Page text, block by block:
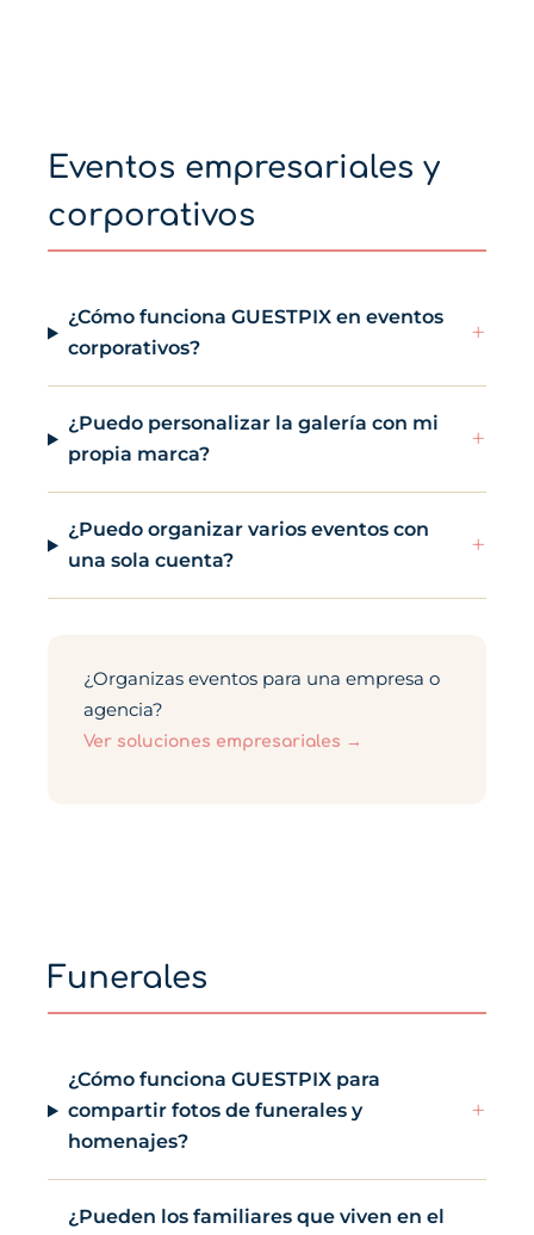
Eventos empresariales y
corporativos
¿Cómo funciona GUESTPIX en eventos
corporativos?
+
¿Puedo personalizar la galería con mi
propia marca?
+
¿Puedo organizar varios eventos con
una sola cuenta?
+
¿Organizas eventos para una empresa o
agencia?
Ver soluciones empresariales →
Funerales
¿Cómo funciona GUESTPIX para
compartir fotos de funerales y
homenajes?
+
¿Pueden los familiares que viven en el